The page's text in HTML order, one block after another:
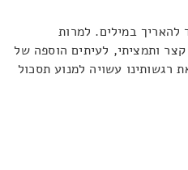
להאריך במילים. למרות
ותמציתי, לעיתים הוספה של
רגשותינו עשויה למנוע תסכול